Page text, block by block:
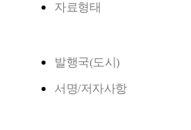
자료형태
발행국(도시)
서명/저자사항